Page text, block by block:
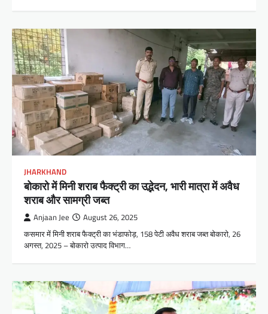
JHARKHAND
बोकारो में मिनी शराब फैक्ट्री का उद्भेदन, भारी मात्रा में अवैध
शराब और सामग्री जब्त
Anjaan Jee August 26, 2025
कसमार में मिनी शराब फैक्ट्री का भंडाफोड़, 158 पेटी अवैध शराब जब्त बोकारो, 26
अगस्त, 2025 – बोकारो उत्पाद विभाग…